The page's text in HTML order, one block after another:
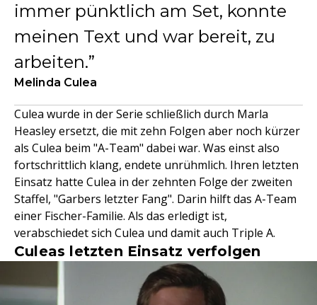
immer pünktlich am Set, konnte
meinen Text und war bereit, zu
arbeiten.
Melinda Culea
Culea wurde in der Serie schließlich durch Marla
Heasley ersetzt, die mit zehn Folgen aber noch kürzer
als Culea beim "A-Team" dabei war. Was einst also
fortschrittlich klang, endete unrühmlich. Ihren letzten
Einsatz hatte Culea in der zehnten Folge der zweiten
Staffel, "Garbers letzter Fang". Darin hilft das A-Team
einer Fischer-Familie. Als das erledigt ist,
verabschiedet sich Culea und damit auch Triple A.
Culeas letzten Einsatz verfolgen